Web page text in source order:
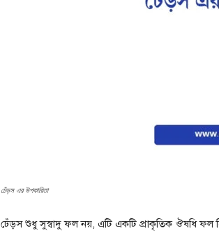
ঢেঁড়স এর উপকারিতা
ঢেঁড়স শুধু সুস্বাদু ফল নয়, এটি একটি প্রাকৃতিক ঔষধি ফল